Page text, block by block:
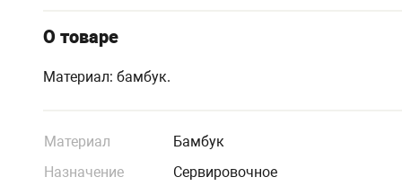
О товаре
Материал: бамбук.
Материал
Бамбук
Назначение
Сервировочное